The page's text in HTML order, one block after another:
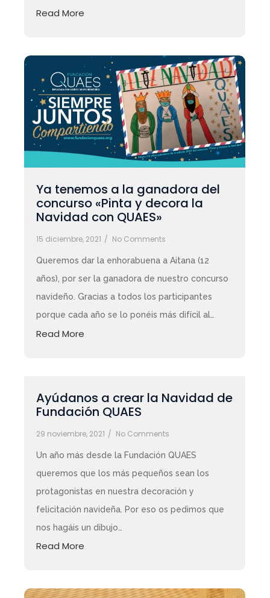
Read More
Ya tenemos a la ganadora del
concurso «Pinta y decora la
Navidad con QUAES»
15 diciembre, 2021 / No Comments
Queremos dar la enhorabuena a Aitana (12
años), por ser la ganadora de nuestro concurso
navideño. Gracias a todos los participantes
porque cada año se lo ponéis más difícil al…
Read More
Ayúdanos a crear la Navidad de
Fundación QUAES
29 noviembre, 2021 / No Comments
Un año más desde la Fundación QUAES
queremos que los más pequeños sean los
protagonistas en nuestra decoración y
felicitación navideña. Por eso os pedimos que
nos hagáis un dibujo…
Read More